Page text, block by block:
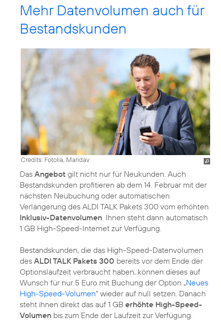
Mehr Datenvolumen auch für
Bestandskunden
Credits: Fotolia, Maridav
Das Angebot gilt nicht nur für Neukunden. Auch
Bestandskunden profitieren ab dem 14. Februar mit der
nächsten Neubuchung oder automatischen
Verlängerung des ALDI TALK Pakets 300 vom erhöhten
Inklusiv-Datenvolumen. Ihnen steht dann automatisch
1 GB High-Speed-Internet zur Verfügung.
Bestandskunden, die das High-Speed-Datenvolumen
des ALDI TALK Pakets 300 bereits vor dem Ende der
Optionslaufzeit verbraucht haben, können dieses auf
Wunsch für nur 5 Euro mit Buchung der Option „Neues
High-Speed-Volumen“ wieder auf null setzen. Danach
steht ihnen direkt das auf 1 GB erhöhte High-Speed-
Volumen bis zum Ende der Laufzeit zur Verfügung.